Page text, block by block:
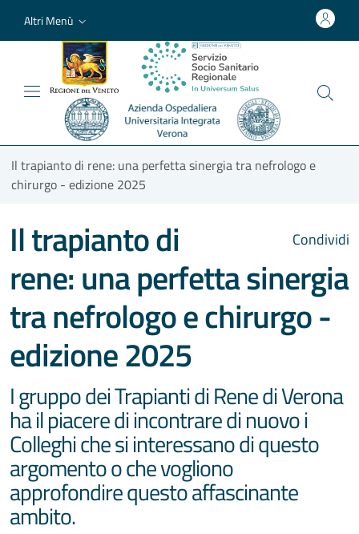
Altri Menù
Il trapianto di rene: una perfetta sinergia tra nefrologo e
chirurgo - edizione 2025
Condividi
Il trapianto di
rene: una perfetta sinergia
tra nefrologo e chirurgo -
edizione 2025
I gruppo dei Trapianti di Rene di Verona
ha il piacere di incontrare di nuovo i
Colleghi che si interessano di questo
argomento o che vogliono
approfondire questo affascinante
ambito.